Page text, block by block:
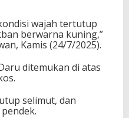
wajah tertutup
berwarna kuning,”
Kamis (24/7/2025).
ditemukan di atas
selimut, dan